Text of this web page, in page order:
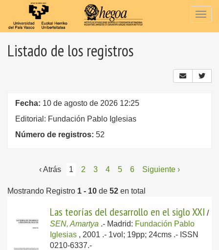
Listado de los registros
Fecha: 10 de agosto de 2026 12:25
Editorial: Fundación Pablo Iglesias
Número de registros: 52
‹ Atrás 1 2 3 4 5 6 Siguiente ›
Mostrando Registro 1 - 10 de 52 en total
Las teorías del desarrollo en el siglo XXI /
SEN, Amartya .- Madrid: Fundación Pablo
Iglesias , 2001 .- 1vol; 19pp; 24cms .- ISSN
0210-6337.-